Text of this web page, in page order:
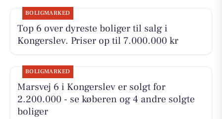
BOLIGMARKED
Top 6 over dyreste boliger til salg i
Kongerslev. Priser op til 7.000.000 kr
BOLIGMARKED
Marsvej 6 i Kongerslev er solgt for
2.200.000 - se køberen og 4 andre solgte
boliger